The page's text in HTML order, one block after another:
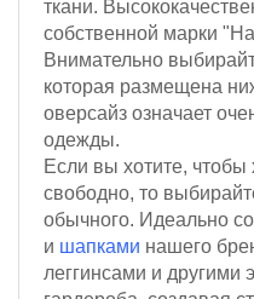
ткани.
собственной марки
Внимательно
которая размещена
оверсайз означает
одежды.
Если вы хотите, чтобы
свободно, то
обычного. Идеально
и шапками нашего
леггинсами и другими